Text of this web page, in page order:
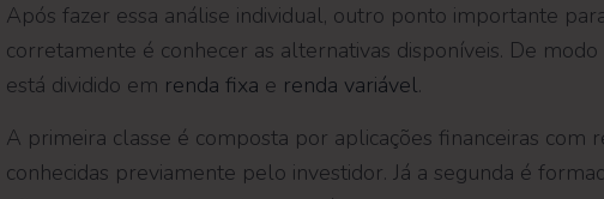
Após fazer essa análise individual, outro ponto importante
corretamente é conhecer as alternativas disponíveis. De
está dividido em renda fixa e renda variável.
A primeira classe é composta por aplicações financeiras com
conhecidas previamente pelo investidor. Já a segunda é